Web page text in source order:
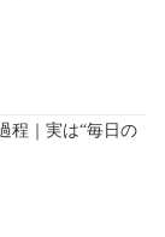
程｜実は“毎日の